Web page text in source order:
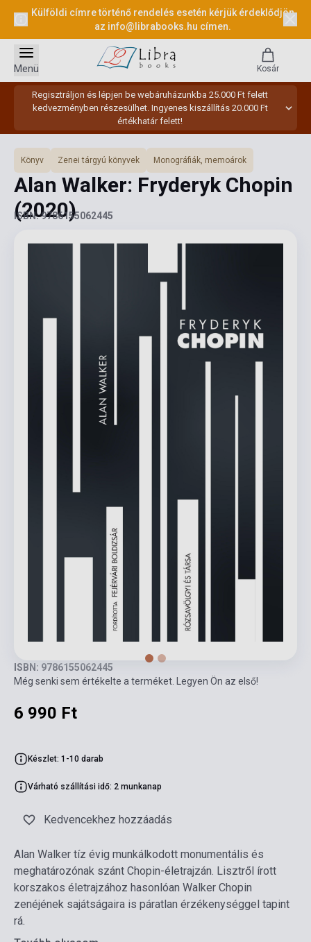
Külföldi címre történő rendelés esetén kérjük érdeklődjön
az info@librabooks.hu címen.
Regisztráljon és lépjen be webáruházunkba 25.000 Ft felett
kedvezményben részesülhet. Ingyenes kiszállítás 20.000 Ft
értékhatár felett!
Menü Kosár
Könyv Zenei tárgyú könyvek Monográfiák, memoárok
Alan Walker: Fryderyk Chopin
(2020)
ISBN: 9786155062445
ISBN: 9786155062445
Még senki sem értékelte a terméket. Legyen Ön az első!
6 990 Ft
Készlet: 1-10 darab
Várható szállítási idő: 2 munkanap
Kedvencekhez hozzáadás
Alan Walker tíz évig munkálkodott monumentális és
meghatározónak szánt Chopin-életrajzán. Lisztről írott
korszakos életrajzához hasonlóan Walker Chopin
zenéjének sajátságaira is páratlan érzékenységgel tapint
rá.